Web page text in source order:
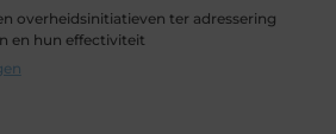
overheidsinitiatieven ter adressering
en hun effectiviteit